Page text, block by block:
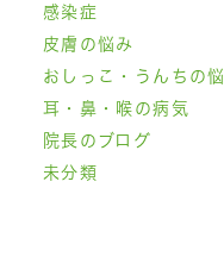
感染症
皮膚の悩み
おしっこ・うんちの
耳・鼻・喉の病気
院長のブログ
未分類